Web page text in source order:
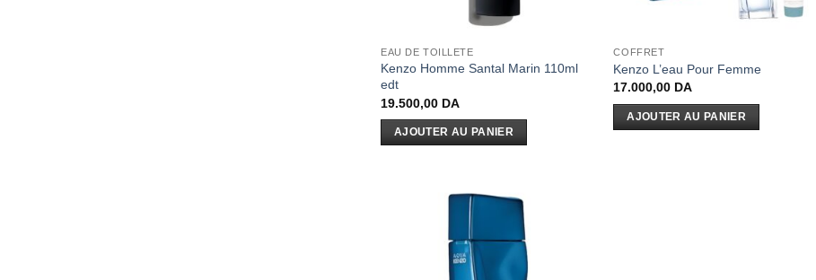
EAU DE TOILLETE
Kenzo Homme Santal Marin 110ml
edt
19.500,00 DA
AJOUTER AU PANIER
COFFRET
Kenzo L’eau Pour Femme
17.000,00 DA
AJOUTER AU PANIER